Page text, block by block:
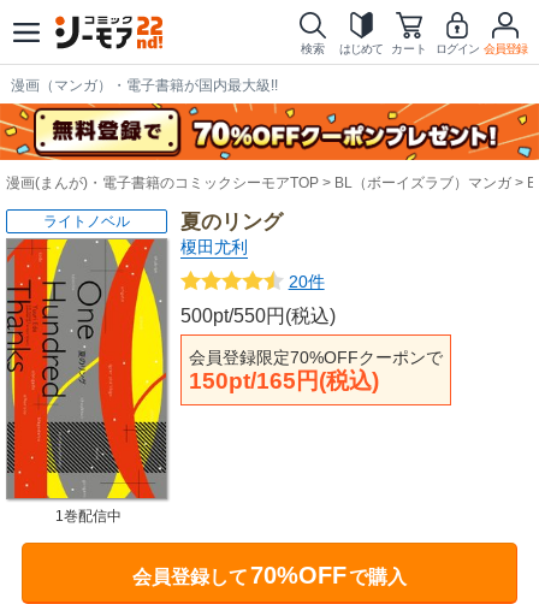
検索 はじめて カート ログイン 会員登録
漫画（マンガ）・電子書籍が国内最大級!!
漫画(まんが)・電子書籍のコミックシーモアTOP BL（ボーイズラブ）マンガ
夏のリング
榎田尤利
20件
500pt/550円(税込)
会員登録限定70%OFFクーポンで
150pt/165円(税込)
ライトノベル
1巻配信中
会員登録して70%OFFで購入